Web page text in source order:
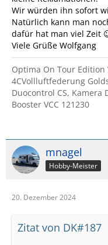
Wir würden ihn sofort
Natürlich kann man
dafür hat man viel Zeit
Viele Grüße Wolfgang
Optima On Tour Edition
4CVollluftfederung
Duocontrol CS, Kamera
Booster VCC 121230
mnagel
Hobby-Meister
20. Dezember 2024
Zitat von DK#187